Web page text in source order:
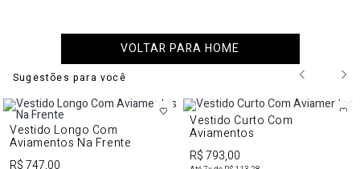
VOLTAR PARA HOME
Sugestões para você
Vestido Longo Com
Aviamentos Na Frente
R$ 747,00
Vestido Curto Com
Aviamentos
R$ 793,00